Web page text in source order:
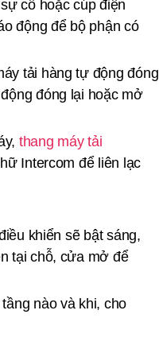
cố hoặc cúp điện
động để bộ phận có
tải hàng tự động đóng
đóng lại hoặc mở
thang máy tải
Intercom để liên lạc
khiển sẽ bật sáng,
tại chỗ, cửa mở để
nào và khi, cho